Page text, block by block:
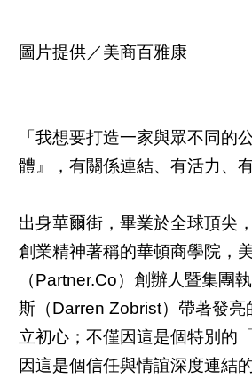
圖片提供／美商百雅康
「我想要打造一家與眾不同的
體』，有關係連結、有活力、
出身華爾街，畢業於全球頂尖
創業精神著稱的華頓商學院，
（Partner.Co）創辦人暨集團
斯（Darren Zobrist）帶著發亮
立初心；不僅因這是個特別的
因這是個信任與情誼深度連結